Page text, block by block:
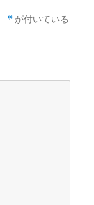
* が付いている